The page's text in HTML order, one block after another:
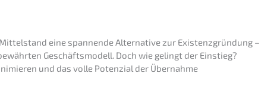
eine spannen­de Alter­na­ti­ve zur Existenz­grün­dung –
Geschäfts­mo­dell. Doch wie gelingt der Einstieg?
und das volle Poten­zi­al der Übernah­me